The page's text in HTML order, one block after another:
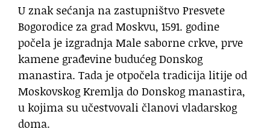
U znak sećanja na zastupništvo Presvete
Bogorodice za grad Moskvu, 1591. godine
počela je izgradnja Male saborne crkve, prve
kamene građevine budućeg Donskog
manastira. Tada je otpočela tradicija litije od
Moskovskog Kremlja do Donskog manastira,
u kojima su učestvovali članovi vladarskog
doma.